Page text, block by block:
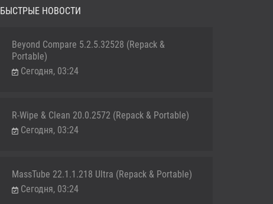
БЫСТРЫЕ НОВОСТИ
Beyond Compare 5.2.5.32528 (Repack &
Portable)
Сегодня, 03:24
R-Wipe & Clean 20.0.2572 (Repack & Portable)
Сегодня, 03:24
MassTube 22.1.1.218 Ultra (Repack & Portable)
Сегодня, 03:24